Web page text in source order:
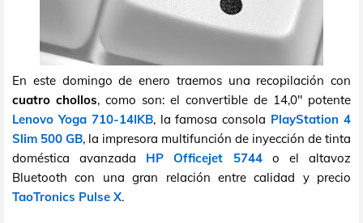
En este domingo de enero traemos una recopilación con
cuatro chollos, como son: el convertible de 14,0" potente
Lenovo Yoga 710-14IKB, la famosa consola PlayStation 4
Slim 500 GB, la impresora multifunción de inyección de tinta
doméstica avanzada HP Officejet 5744o el altavoz
Bluetooth con una gran relación entre calidad y precio
TaoTronics Pulse X.